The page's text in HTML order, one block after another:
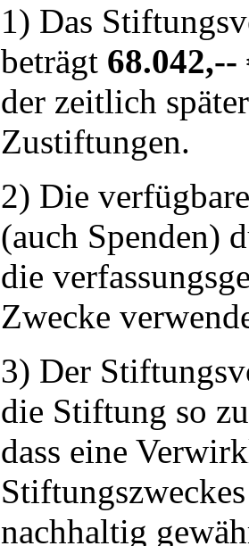
1) Das
beträgt
der zeitlich
Zustiftungen.
2) Die
(auch Spenden)
die
Zwecke
3) Der
die Stiftung so
dass eine
nachhaltig